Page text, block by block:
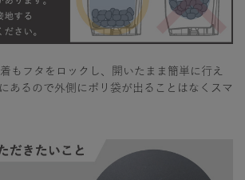
もフタをロックし、開いたまま簡単に行え
あるので外側にポリ袋が出ることはなくスマ